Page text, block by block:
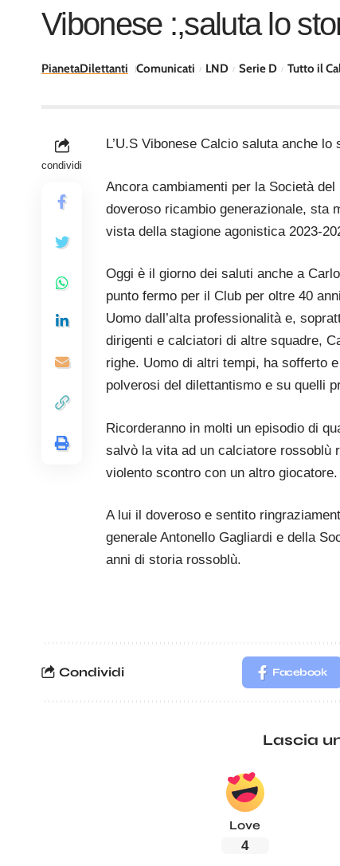
Vibonese :,saluta lo
PianetaDilettanti Comunicati LND Serie D Tutto il
condividi
L’U.S Vibonese Calcio saluta anche
Ancora cambiamenti per la Società
doveroso ricambio generazionale, sta
vista della stagione agonistica 2023-
Oggi è il giorno dei saluti anche a
punto fermo per il Club per oltre 40
Uomo dall’alta professionalità e,
dirigenti e calciatori di altre squadre,
righe. Uomo di altri tempi, ha sofferto
polverosi del dilettantismo e su quelli
Ricorderanno in molti un episodio di
salvò la vita ad un calciatore rossoblù
violento scontro con un altro giocatore.
A lui il doveroso e sentito
generale Antonello Gagliardi e della
anni di storia rossoblù.
Condividi Facebook
Lascia
Love
4